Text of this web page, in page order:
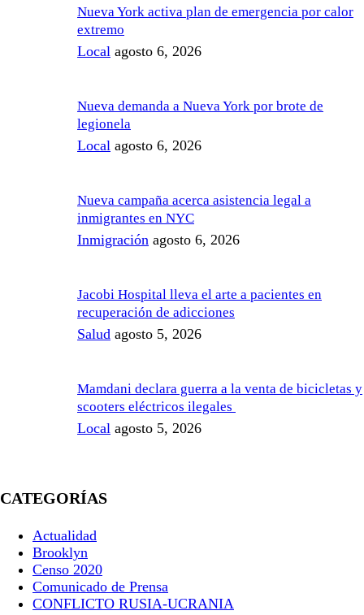
Nueva York activa plan de emergencia por calor
extremo
Local agosto 6, 2026
Nueva demanda a Nueva York por brote de
legionela
Local agosto 6, 2026
Nueva campaña acerca asistencia legal a
inmigrantes en NYC
Inmigración agosto 6, 2026
Jacobi Hospital lleva el arte a pacientes en
recuperación de adicciones
Salud agosto 5, 2026
Mamdani declara guerra a la venta de bicicletas y
scooters eléctricos ilegales
Local agosto 5, 2026
CATEGORÍAS
Actualidad
Brooklyn
Censo 2020
Comunicado de Prensa
CONFLICTO RUSIA-UCRANIA